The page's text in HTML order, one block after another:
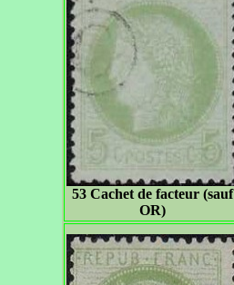
53 Cachet de facteur (sauf
OR)